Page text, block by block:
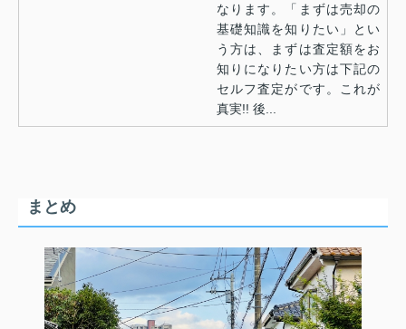
なります。「まずは売却の
基礎知識を知りたい」とい
う方は、まずは査定額をお
知りになりたい方は下記の
セルフ査定がです。これが
真実!! 後...
まとめ